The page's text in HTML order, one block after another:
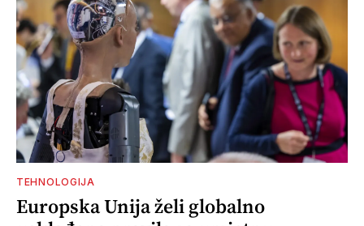
TEHNOLOGIJA
Europska Unija želi globalno